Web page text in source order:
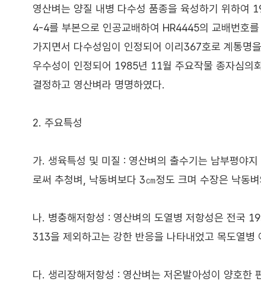
영산벼는 양질 내병 다수성 품종을 육성하기 위하여
4-4를 부본으로 인공교배하여 HR4445의 교배번호
가지면서 다수성임이 인정되어 이리367호로 계통명
우수성이 인정되어 1985년 11월 주요작물 종자심의
결정하고 영산벼라 명명하였다.
2. 주요특성
가. 생육특성 및 미질 : 영산벼의 출수기는 남부평야
로써 추청벼, 낙동벼보다 3㎝정도 크며 수장은 낙동
나. 병충해저항성 : 영산벼의 도열병 저항성은 전국
313을 제외하고는 강한 반응을 나타내었고 목도열병
다. 생리장해저항성 : 영산벼는 저온발아성이 양호한